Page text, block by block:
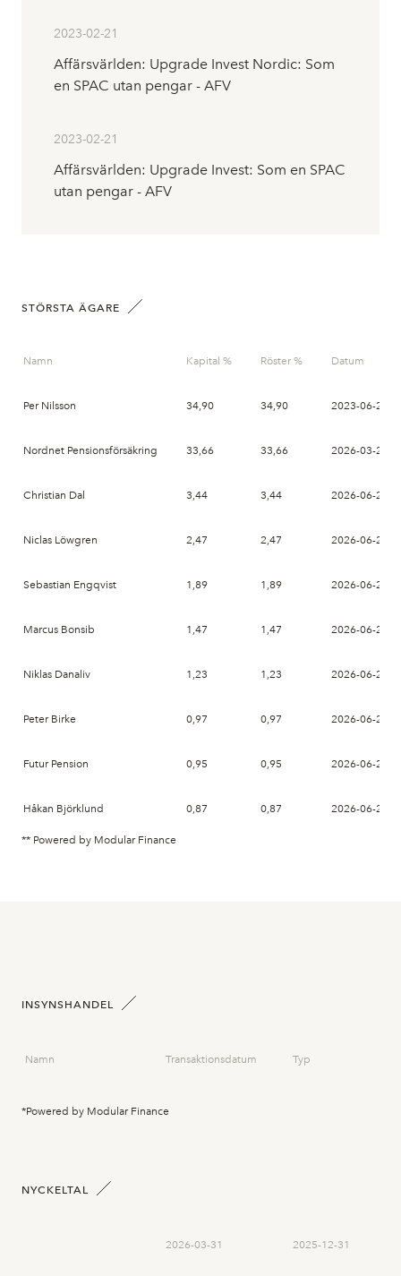
2023-02-21
Affärsvärlden: Upgrade Invest Nordic: Som
en SPAC utan pengar - AFV
2023-02-21
Affärsvärlden: Upgrade Invest: Som en SPAC
utan pengar - AFV
STÖRSTA ÄGARE
Namn Kapital % Röster % Datum
Per Nilsson 34,90 34,90 2023-06-26
Nordnet Pensionsförsäkring 33,66 33,66 2026-03-27
Christian Dal 3,44 3,44 2026-06-26
Niclas Löwgren 2,47 2,47 2026-06-26
Sebastian Engqvist 1,89 1,89 2026-06-26
Marcus Bonsib 1,47 1,47 2026-06-26
Niklas Danaliv 1,23 1,23 2026-06-26
Peter Birke 0,97 0,97 2026-06-26
Futur Pension 0,95 0,95 2026-06-26
Håkan Björklund 0,87 0,87 2026-06-26
** Powered by Modular Finance
INSYNSHANDEL
Namn Transaktionsdatum Typ
*Powered by Modular Finance
NYCKELTAL
2026-03-31 2025-12-31